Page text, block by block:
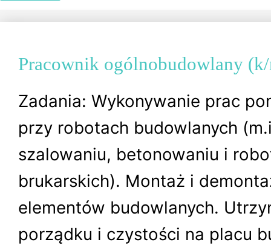
Pracownik ogólnobudowlany
Zadania: Wykonywanie prac
przy robotach budowlanych
szalowaniu, betonowaniu i
brukarskich). Montaż i
elementów budowlanych.
porządku i czystości na placu